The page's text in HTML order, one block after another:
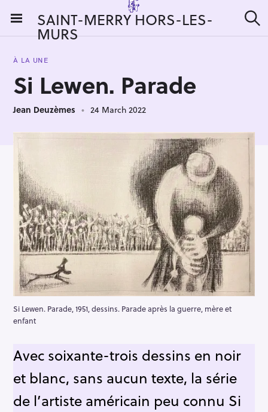
i
SAINT-MERRY HORS-LES-
MURS e
À LA UNE
Si Lewen. Parade
Jean Deuzèmes 24 March 2022
Si Lewen. Parade, 1951, dessins. Parade après la guerre, mère et
enfant
Avec soixante-trois dessins en noir
et blanc, sans aucun texte, la série
de l’artiste américain peu connu Si